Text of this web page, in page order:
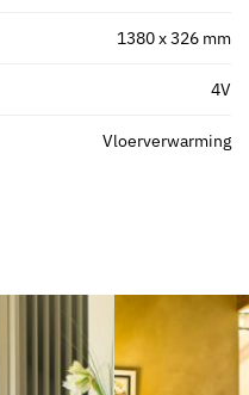
1380 x 326 mm
4V
Vloerverwarming